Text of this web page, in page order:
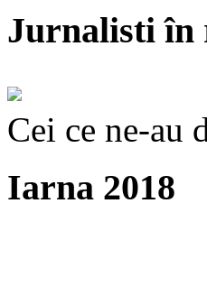
Jurnalisti
Cei ce ne-au
Iarna 2018